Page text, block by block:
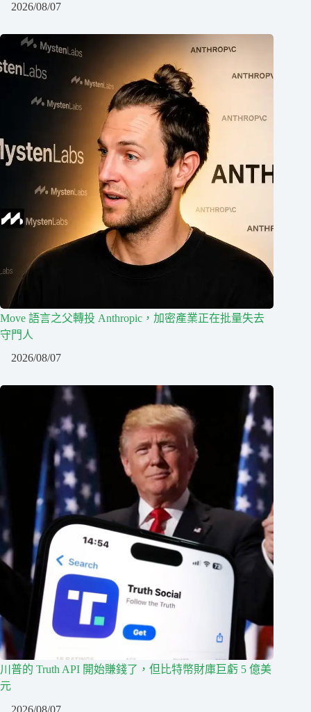
2026/08/07
Move 語言之父轉投 Anthropic，加密產業正在批量失去
守門人
2026/08/07
川普的 Truth API 開始賺錢了，但比特幣財庫巨虧 5 億美
元
2026/08/07